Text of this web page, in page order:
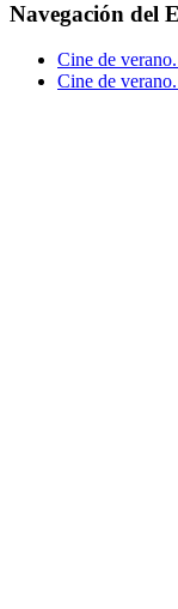
Facebook
X
Reddit
LinkedIn
WhatsApp
Telegram
Tumblr
Pinterest
Vk
Xing
Correo
electrónico
Navegación del
Cine de
Cine de